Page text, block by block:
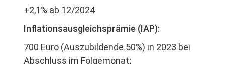
+2,1% ab 12/2024
Inflationsausgleichsprämie (IAP):
700 Euro (Auszubildende 50%) in 2023 bei
Abschluss im Folgemonat;